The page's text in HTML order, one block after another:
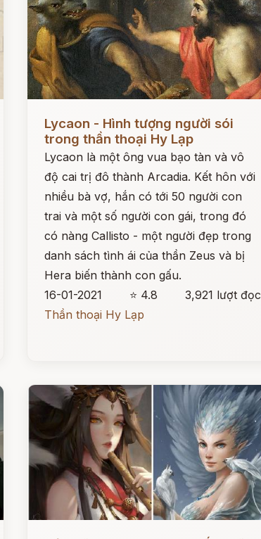
Lycaon - Hình tượng người sói
trong thần thoại Hy Lạp
Lycaon là một ông vua bạo tàn và vô
độ cai trị đô thành Arcadia. Kết hôn với
nhiều bà vợ, hắn có tới 50 người con
trai và một số người con gái, trong đó
có nàng Callisto - một người đẹp trong
danh sách tình ái của thần Zeus và bị
Hera biến thành con gấu.
16-01-2021
⭐ 4.8
3,921 lượt đọc
Thần thoại Hy Lạp